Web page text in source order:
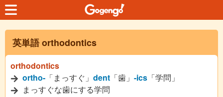
英単語 orthodontics
orthodontics
ortho- 「まっすぐ」 dent 「歯」 -ics 「学問」
まっすぐな歯にする学問